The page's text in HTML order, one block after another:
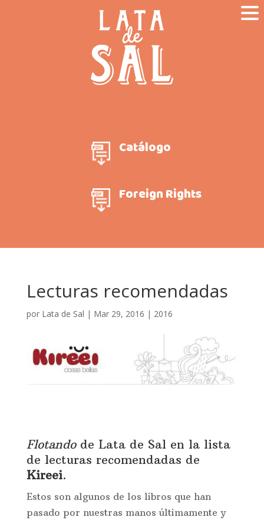
Catálogo
Foreign Rights
Lecturas recomendadas
por Lata de Sal | Mar 29, 2016 | 2016
Flotandode Lata de Sal en la lista
de lecturas recomendadas de
Kireei.
Estos son algunos de los libros que han
pasado por nuestras manos últimamente y